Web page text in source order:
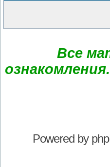
Все
Powered by